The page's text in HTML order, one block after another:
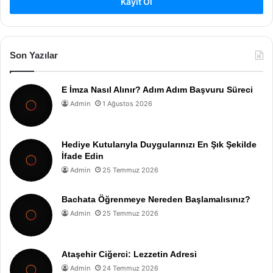
Son Yazılar
E İmza Nasıl Alınır? Adım Adım Başvuru Süreci
Admin 1 Ağustos 2026
Hediye Kutularıyla Duygularınızı En Şık Şekilde
İfade Edin
Admin 25 Temmuz 2026
Bachata Öğrenmeye Nereden Başlamalısınız?
Admin 25 Temmuz 2026
Ataşehir Ciğerci: Lezzetin Adresi
Admin 24 Temmuz 2026